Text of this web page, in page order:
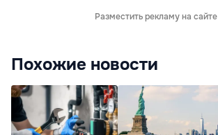
Разместить рекламу на сайте
Похожие новости